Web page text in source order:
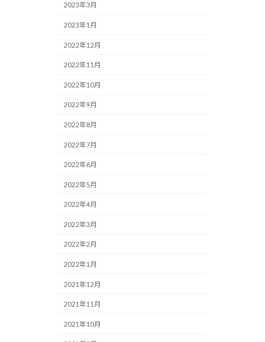
2023年3月
2023年1月
2022年12月
2022年11月
2022年10月
2022年9月
2022年8月
2022年7月
2022年6月
2022年5月
2022年4月
2022年3月
2022年2月
2022年1月
2021年12月
2021年11月
2021年10月